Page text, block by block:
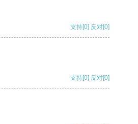
支持[0] 反对[0]
支持[0] 反对[0]